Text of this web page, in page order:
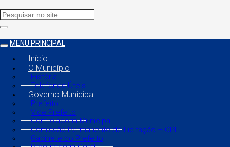
MENU PRINCIPAL
Início
O Município
História
Telefones Úteis
Governo Municipal
Prefeito
Vice Prefeito
Controladoria Municipal
Comissão Permanente de Licitação – CPL
Gabinete do Prefeito